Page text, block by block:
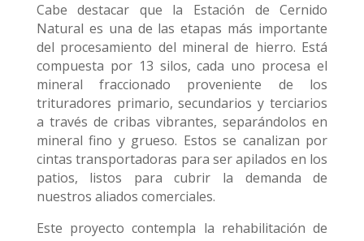
Cabe destacar que la Estación de Cernido
Natural es una de las etapas más importante
del procesamiento del mineral de hierro. Está
compuesta por 13 silos, cada uno procesa el
mineral fraccionado proveniente de los
trituradores primario, secundarios y terciarios
a través de cribas vibrantes, separándolos en
mineral fino y grueso. Estos se canalizan por
cintas transportadoras para ser apilados en los
patios, listos para cubrir la demanda de
nuestros aliados comerciales.
Este proyecto contempla la rehabilitación de